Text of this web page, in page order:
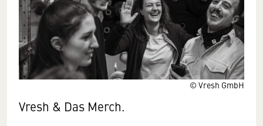
© Vresh GmbH
Vresh & Das Merch.